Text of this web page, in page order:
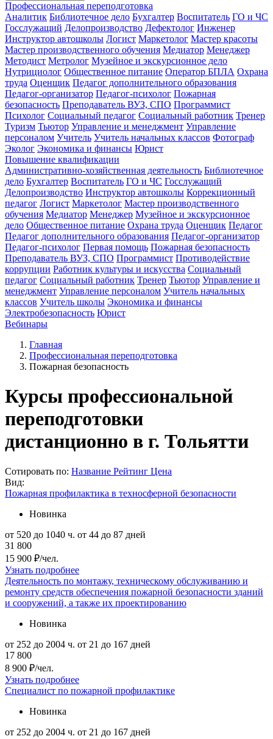
Профессиональная переподготовка
Аналитик Библиотечное дело Бухгалтер Воспитатель ГО и ЧС
Госслужащий Делопроизводство Дефектолог Инженер
Инструктор автошколы Логист Маркетолог Мастер красоты
Мастер производственного обучения Медиатор Менеджер
Методист Метролог Музейное и экскурсионное дело
Нутрициолог Общественное питание Оператор БПЛА Охрана
труда Оценщик Педагог дополнительного образования
Педагог-организатор Педагог-психолог Пожарная
безопасность Преподаватель ВУЗ, СПО Программист
Психолог Социальный педагог Социальный работник Тренер
Туризм Тьютор Управление и менеджмент Управление
персоналом Учитель Учитель начальных классов Фотограф
Эколог Экономика и финансы Юрист
Повышение квалификации
Административно-хозяйственная деятельность Библиотечное
дело Бухгалтер Воспитатель ГО и ЧС Госслужащий
Делопроизводство Инструктор автошколы Коррекционный
педагог Логист Маркетолог Мастер производственного
обучения Медиатор Менеджер Музейное и экскурсионное
дело Общественное питание Охрана труда Оценщик Педагог
Педагог дополнительного образования Педагог-организатор
Педагог-психолог Первая помощь Пожарная безопасность
Преподаватель ВУЗ, СПО Программист Противодействие
коррупции Работник культуры и искусства Социальный
педагог Социальный работник Тренер Тьютор Управление и
менеджмент Управление персоналом Учитель начальных
классов Учитель школы Экономика и финансы
Электробезопасность Юрист
Вебинары
Главная
Профессиональная переподготовка
Пожарная безопасность
Курсы профессиональной
переподготовки
дистанционно в г. Тольятти
Сотировать по: Название Рейтинг Цена
Вид:
Пожарная профилактика в техносферной безопасности
Новинка
от 520 до 1040 ч. от 44 до 87 дней
31 800
15 900 ₽/чел.
Узнать подробнее
Деятельность по монтажу, техническому обслуживанию и
ремонту средств обеспечения пожарной безопасности зданий
и сооружений, а также их проектированию
Новинка
от 252 до 2004 ч. от 21 до 167 дней
17 800
8 900 ₽/чел.
Узнать подробнее
Специалист по пожарной профилактике
Новинка
от 252 до 2004 ч. от 21 до 167 дней